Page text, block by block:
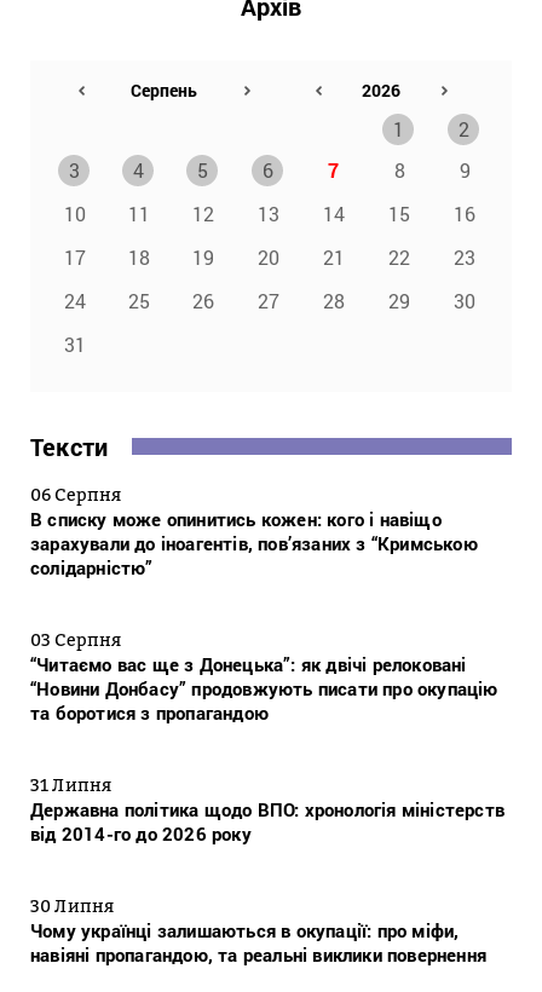
Архів
1
2
3
4 5 6 7 8
9
10
11 12 13 14 15
16
17
18 19 20 21 22
23
24
25 26 27 28 29
30
31
Тексти
06 Серпня
В списку може опинитись кожен: кого і навіщо
зарахували до іноагентів, пов’язаних з “Кримською
солідарністю”
03 Серпня
“Читаємо вас ще з Донецька”: як двічі релоковані
“Новини Донбасу” продовжують писати про окупацію
та боротися з пропагандою
31 Липня
Державна політика щодо ВПО: хронологія міністерств
від 2014-го до 2026 року
30 Липня
Чому українці залишаються в окупації: про міфи,
навіяні пропагандою, та реальні виклики повернення